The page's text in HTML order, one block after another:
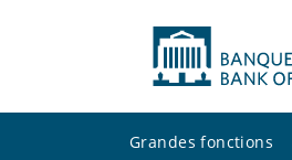
Grandes fonctions